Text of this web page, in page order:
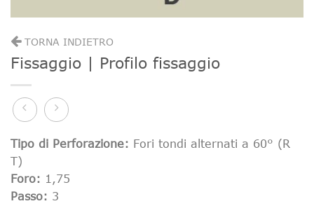
TORNA INDIETRO
Fissaggio | Profilo fissaggio
Tipo di Perforazione: Fori tondi alternati a 60° (R
T)
Foro: 1,75
Passo: 3